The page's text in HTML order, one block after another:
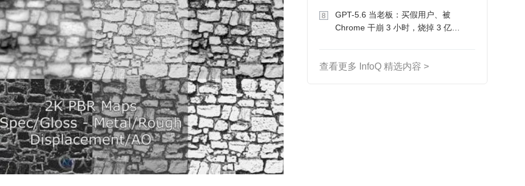
8
GPT-5.6 当老板：买假用户、被
Chrome 干崩 3 小时，烧掉 3 亿
查看更多 InfoQ 精选内容 >